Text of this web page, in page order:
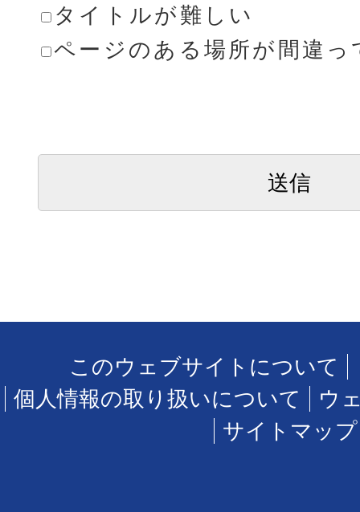
タイトルが難しい
ページのある場所が間違っ
このウェブサイトについて
個人情報の取り扱いについて
ウ
サイトマップ